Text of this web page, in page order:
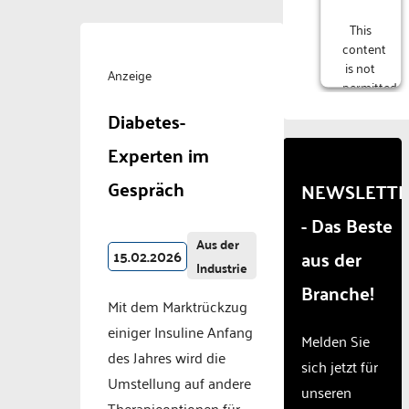
Anzeige
Diabetes-
Experten im
Gespräch
15.02.2026
Aus der
Industrie
Mit dem Marktrückzug
einiger Insuline Anfang
des Jahres wird die
Umstellung auf andere
This
content
is not
permitted
due to
that
are
not
disclosed
to the
The
owner
needs
to
setup
- Das Beste
aus der
Branche!
Melden Sie
sich jetzt für
unseren